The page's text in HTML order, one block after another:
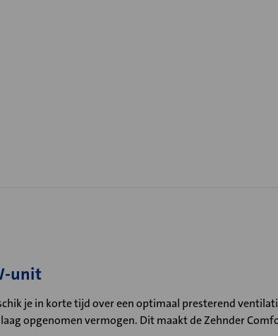
unit
je in korte tijd over een optimaal presterend
opgenomen vermogen. Dit maakt de Zehnder